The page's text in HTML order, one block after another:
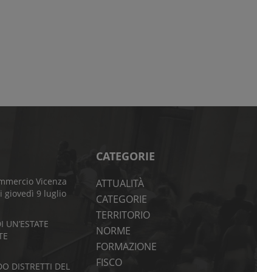
CATEGORIE
ATTUALITÀ
CATEGORIE
TERRITORIO
NORME
FORMAZIONE
FISCO
Vicenza
giovedì 9 luglio
UN’ESTATE
DISTRETTI DEL